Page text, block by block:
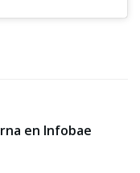
en Infobae